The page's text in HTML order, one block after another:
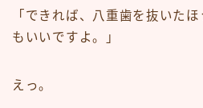
「できれば、八重歯を抜いた
もいいですよ。」
えっ。